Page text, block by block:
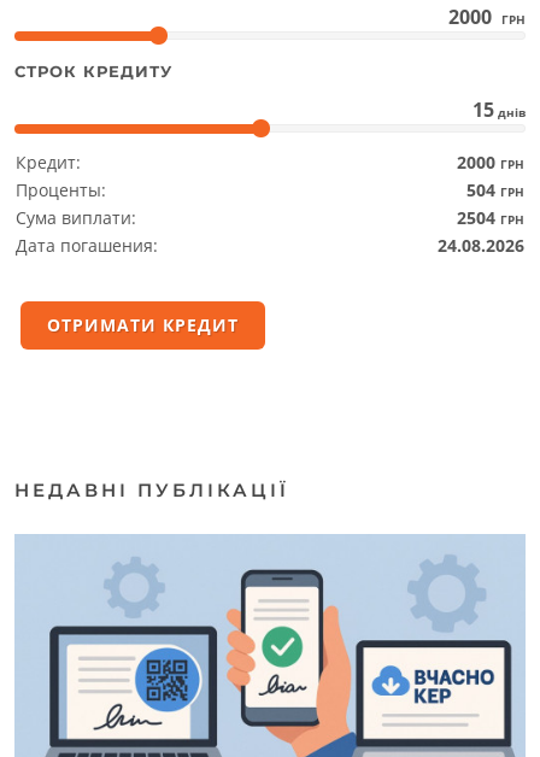
2000 ГРН
СТРОК КРЕДИТУ
15 днів
Кредит: 2000 ГРН
Проценты: 504 ГРН
Сума виплати: 2504 ГРН
Дата погашения: 24.08.2026
ОТРИМАТИ КРЕДИТ
НЕДАВНІ ПУБЛІКАЦІЇ